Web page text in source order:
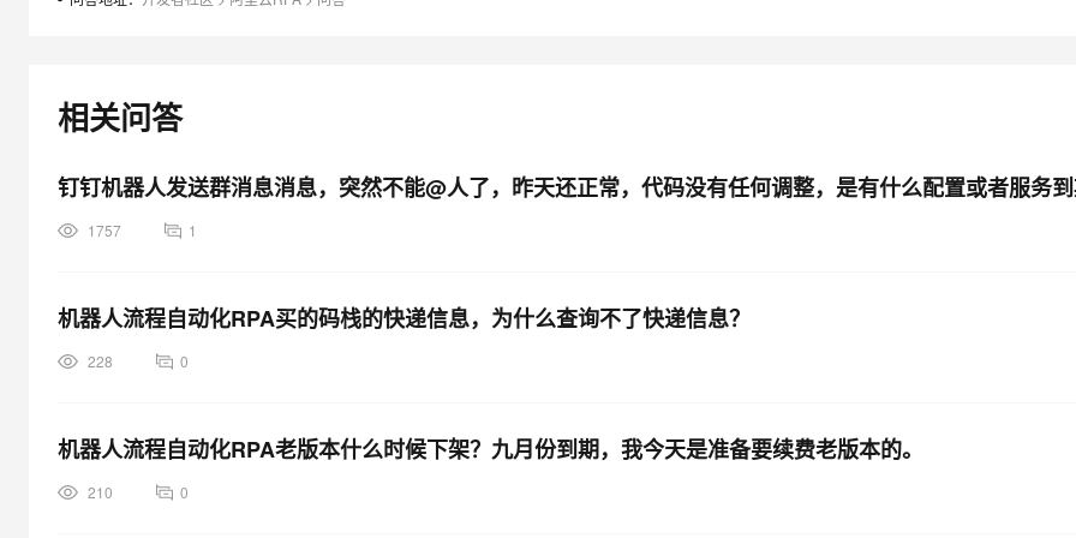
相关问答
钉钉机器人发送群消息消息，突然不能@人了，昨天还正常，代码没有任何调整，是有什么配置或者服务
1757 1
机器人流程自动化RPA买的码栈的快递信息，为什么查询不了快递信息？
228 0
机器人流程自动化RPA老版本什么时候下架？九月份到期，我今天是准备要续费老版本的。
210 0